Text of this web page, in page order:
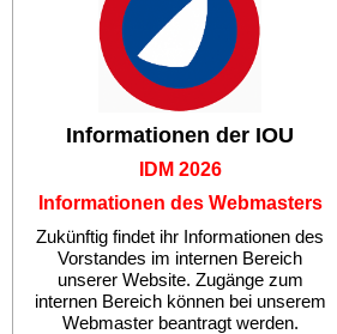
Informationen der IOU
IDM 2026
Informationen des Webmasters
Zukünftig findet ihr Informationen des
Vorstandes im internen Bereich
unserer Website. Zugänge zum
internen Bereich können bei unserem
Webmaster beantragt werden.